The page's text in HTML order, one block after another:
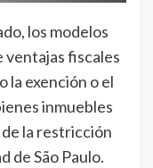
los modelos
fiscales
la exención o el
inmuebles
la restricción
de São Paulo.